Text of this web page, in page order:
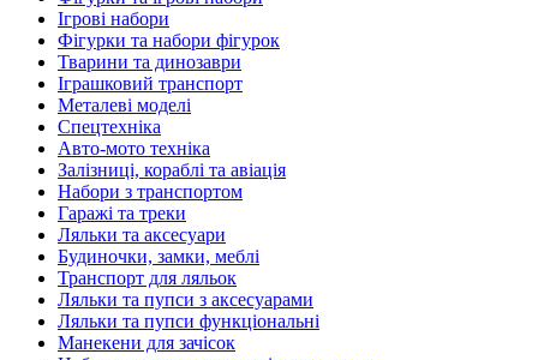
Ігрові набори
Фігурки та набори фігурок
Тварини та динозаври
Іграшковий транспорт
Металеві моделі
Спецтехніка
Авто-мото техніка
Залізниці, кораблі та авіація
Набори з транспортом
Гаражі та треки
Ляльки та аксесуари
Будиночки, замки, меблі
Транспорт для ляльок
Ляльки та пупси з аксесуарами
Ляльки та пупси функціональні
Манекени для зачісок